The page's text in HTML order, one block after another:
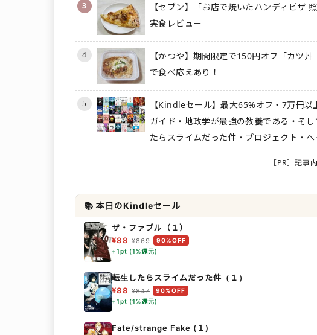
3
【セブン】「お店で焼いたハンディピザ
実食レビュー
4
【かつや】期間限定で150円オフ「カツ
で食べ応えあり！
5
【Kindleセール】最大65%オフ・7万冊
ガイド・地政学が最強の教養である・そ
たらスライムだった件・プロジェクト・
［PR］記
📚 本日のKindleセール
ザ・ファブル（１）
¥88 ¥869
90%OFF
+1pt (1%還元)
転生したらスライムだった件（１）
¥88 ¥847
90%OFF
+1pt (1%還元)
Fate/strange Fake (１)